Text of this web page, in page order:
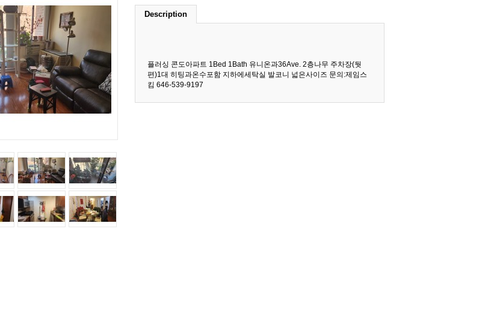
Description
플러싱 콘도아파트 1Bed 1Bath 유니온과36Ave. 2층나무 주차장(둿
편)1대 히팅과온수포함 지하에세탁실 발코니 넓은사이즈 문의:제임스
킴 646-539-9197